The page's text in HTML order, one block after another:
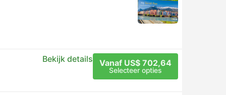
Bekijk details Vanaf US$ 702,64
Selecteer opties